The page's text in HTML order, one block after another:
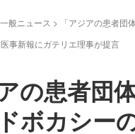
一般ニュース >
「アジアの患者団
事新報にガテリエ理事が提言
の患者団
ボカシー